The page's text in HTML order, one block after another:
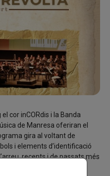
cor inCORdis i la Banda
de Manresa oferiran el
gira al voltant de
i elements d’identificació
recents i de passats més